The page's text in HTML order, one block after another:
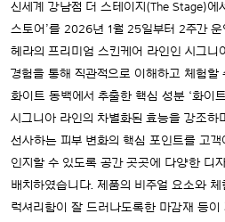
신세계 강남점 더 스테이지(The Stage)에
스토어’를 2026년 1월 25일부터 2주간
헤라의 프리미엄 스킨케어 라인인 시그니
경험을 통해 직관적으로 이해하고 체험할
화이트 동백에서 추출한 핵심 성분 ‘화이
시그니아 라인의 차별화된 효능을 강조하
선사하는 피부 변화의 핵심 포인트를 고객
인지할 수 있도록 공간 곳곳에 다양한 디
배치하였습니다. 제품의 비주얼 요소와
럭셔리함이 잘 드러나도록한 마감재 등